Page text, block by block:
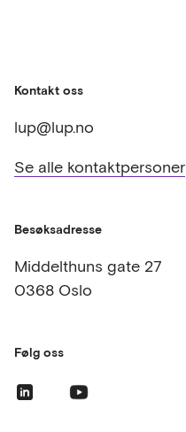
Kontakt oss
lup@lup.no
Se alle kontaktpersoner
Besøksadresse
Middelthuns gate 27
0368 Oslo
Følg oss